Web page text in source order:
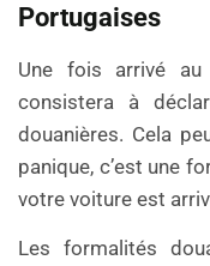
Portugaises
Une fois arrivé au
consistera à
douanières. Cela
panique, c’est une
votre voiture est
Les formalités